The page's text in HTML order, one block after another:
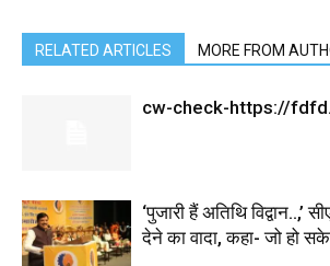
RELATED ARTICLES MORE FROM
cw-check-https://
‘पुजारी हैं अतिथि विद्वान..,’
देने का वादा, कहा- जो हो